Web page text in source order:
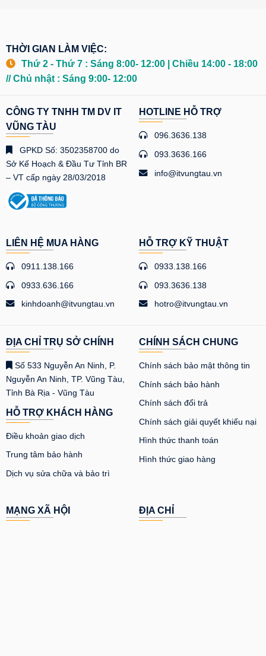
THỜI GIAN LÀM VIỆC:
Thứ 2 - Thứ 7 : Sáng 8:00- 12:00 | Chiều 14:00 - 18:00
// Chủ nhật : Sáng 9:00- 12:00
CÔNG TY TNHH TM DV IT
VŨNG TÀU
GPKD Số: 3502358700 do
Sở Kế Hoạch & Đầu Tư Tỉnh BR
– VT cấp ngày 28/03/2018
HOTLINE HỖ TRỢ
096.3636.138
093.3636.166
info@itvungtau.vn
LIÊN HỆ MUA HÀNG
0911.138.166
0933.636.166
kinhdoanh@itvungtau.vn
HỖ TRỢ KỸ THUẬT
0933.138.166
093.3636.138
hotro@itvungtau.vn
ĐỊA CHỈ TRỤ SỞ CHÍNH
Số 533 Nguyễn An Ninh, P.
Nguyễn An Ninh, TP. Vũng Tàu,
Tỉnh Bà Rịa - Vũng Tàu
HỖ TRỢ KHÁCH HÀNG
Điều khoản giao dịch
Trung tâm bảo hành
Dịch vụ sửa chữa và bảo trì
CHÍNH SÁCH CHUNG
Chính sách bảo mật thông tin
Chính sách bảo hành
Chính sách đổi trả
Chính sách giải quyết khiếu nại
Hình thức thanh toán
Hình thức giao hàng
MẠNG XÃ HỘI ĐỊA CHỈ